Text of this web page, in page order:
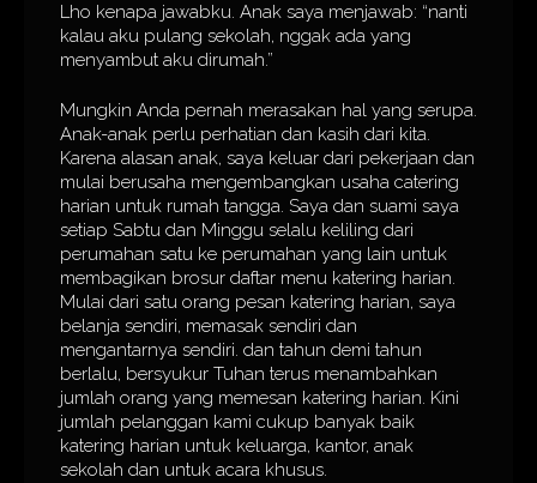
Lho kenapa jawabku. Anak saya menjawab: “nanti
kalau aku pulang sekolah, nggak ada yang
menyambut aku dirumah.”
Mungkin Anda pernah merasakan hal yang serupa.
Anak-anak perlu perhatian dan kasih dari kita.
Karena alasan anak, saya keluar dari pekerjaan dan
mulai berusaha mengembangkan usaha catering
harian untuk rumah tangga. Saya dan suami saya
setiap Sabtu dan Minggu selalu keliling dari
perumahan satu ke perumahan yang lain untuk
membagikan brosur daftar menu katering harian.
Mulai dari satu orang pesan katering harian, saya
belanja sendiri, memasak sendiri dan
mengantarnya sendiri. dan tahun demi tahun
berlalu, bersyukur Tuhan terus menambahkan
jumlah orang yang memesan katering harian. Kini
jumlah pelanggan kami cukup banyak baik
katering harian untuk keluarga, kantor, anak
sekolah dan untuk acara khusus.